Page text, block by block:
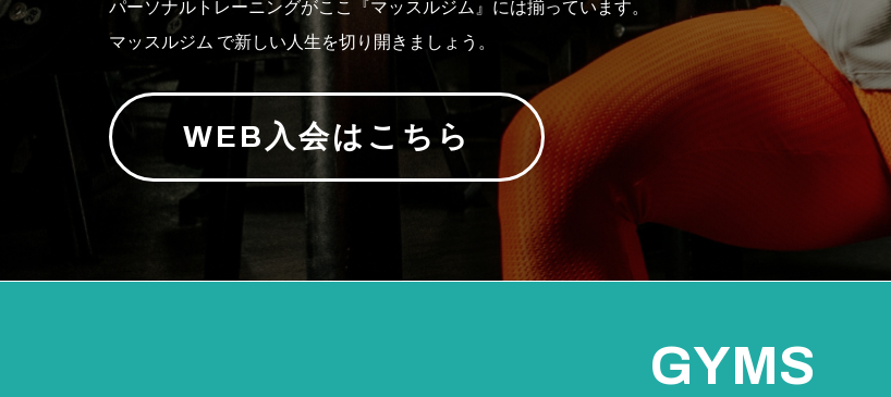
パーソナルトレーニングがここ『マッスルジム』には揃っています。
マッスルジム で新しい人生を切り開きましょう。
WEB入会はこちら
GYMS